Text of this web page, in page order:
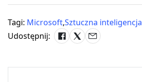
Tagi: Microsoft,Sztuczna inteligencja
Udostępnij: